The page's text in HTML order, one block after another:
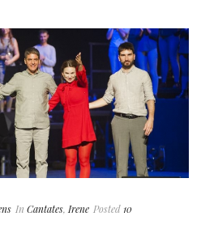
In Cantates, Irene Posted 10